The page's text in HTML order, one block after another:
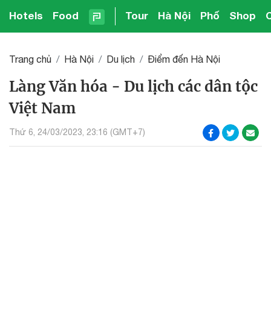
Hotels Food Tour Hà Nội Phố Shop
Trang chủ Hà Nội Du lịch Điểm đến Hà Nội
Làng Văn hóa - Du lịch các dân tộc
Việt Nam
Thứ 6, 24/03/2023, 23:16 (GMT+7)